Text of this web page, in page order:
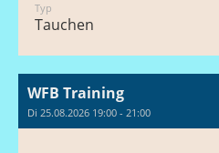
Typ
Tauchen
WFB Training
Di 25.08.2026 19:00 - 21:00